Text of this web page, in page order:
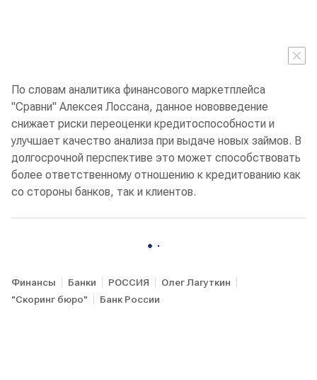
По словам аналитика финансового маркетплейса
"Сравни" Алексея Лоссана, данное нововведение
снижает риски переоценки кредитоспособности и
улучшает качество анализа при выдаче новых займов. В
долгосрочной перспективе это может способствовать
более ответственному отношению к кредитованию как
со стороны банков, так и клиентов.
Финансы Банки РОССИЯ
Олег Лагуткин
"Скоринг бюро"
Банк России